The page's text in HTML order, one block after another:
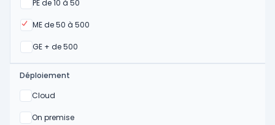
PE de 10 à 50
Oui
ME de 50 à 500
Oui
GE + de 500
Oui
Déploiement
Cloud
Oui
On premise
Oui